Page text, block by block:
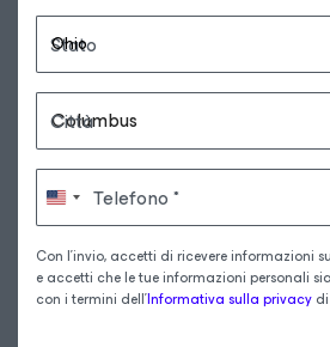
Stato
Città
Telefono
Con l'invio, accetti di ricevere informazioni
e accetti che le tue informazioni personali
con i termini dell'Informativa sulla privacy